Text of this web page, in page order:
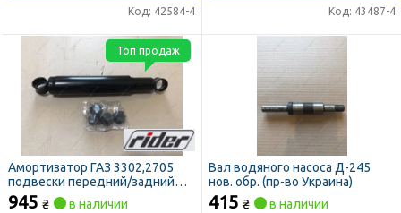
Код: 42584-4 Код: 43487-4
Амортизатор ГАЗ 3302,2705
подвески передний/задний
(RIDER)
945 ₴ в наличии
Топ продаж
Вал водяного насоса Д-245
нов. обр. (пр-во Украина)
415 ₴ в наличии